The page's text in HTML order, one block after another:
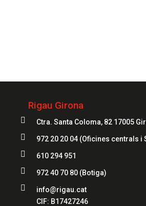
Rigau Girona
 Ctra. Santa Coloma, 82 17005
 972 20 20 04 (Oficines centrals i
 610 294 951
 972 40 70 80 (Botiga)

info@rigau.cat
CIF: B17427246